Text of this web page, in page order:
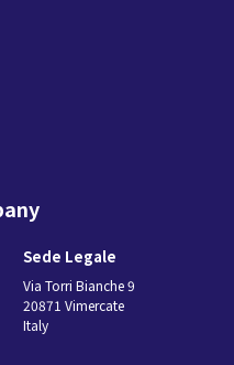
Sede Legale
Via Torri Bianche 9
20871 Vimercate
Italy